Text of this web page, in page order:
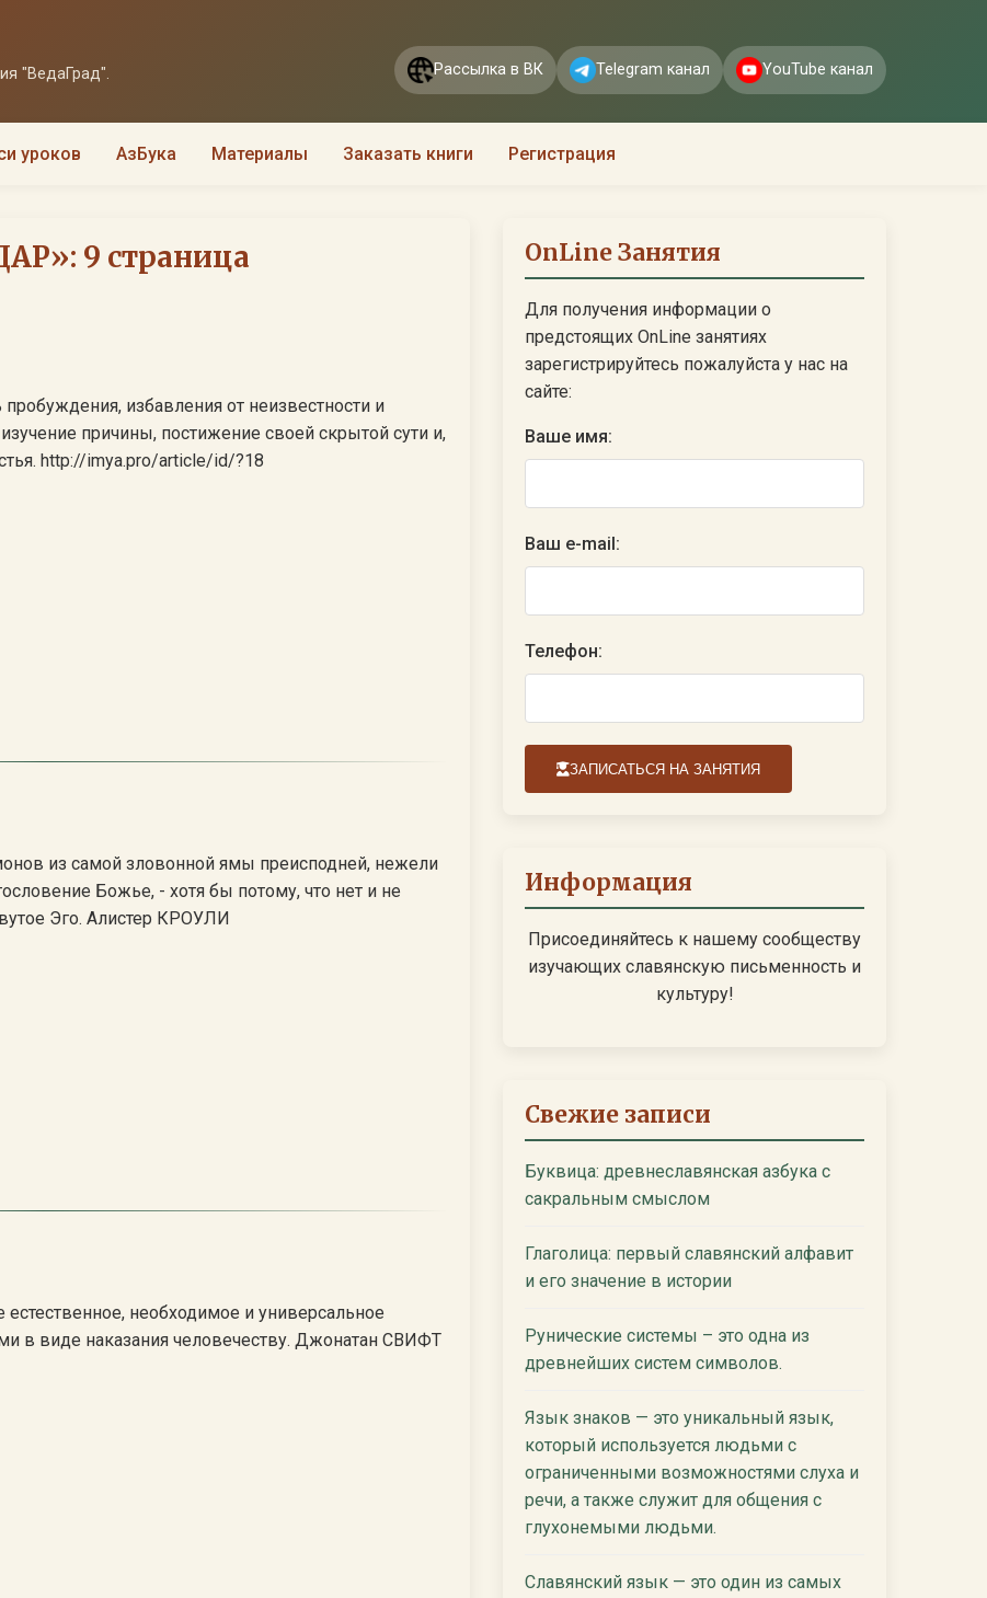
"ВедаГрад". Рассылка в ВК Telegram канал YouTube канал
уроков АзБука Материалы Заказать книги Регистрация
9 страница
избавления от неизвестности и
причины, постижение своей скрытой сути и,
http://imya.pro/article/id/?18
из самой зловонной ямы преисподней, нежели
Божье, - хотя бы потому, что нет и не
Эго. Алистер КРОУЛИ
необходимое и универсальное
в виде наказания человечеству. Джонатан СВИФТ
OnLine Занятия
Для получения информации о
предстоящих OnLine занятиях
зарегистрируйтесь пожалуйста у нас на
сайте:
Ваше имя:
Ваш e-mail:
Телефон:
ЗАПИСАТЬСЯ НА ЗАНЯТИЯ
Информация
Присоединяйтесь к нашему сообществу
изучающих славянскую письменность и
культуру!
Свежие записи
Буквица: древнеславянская азбука с
сакральным смыслом
Глаголица: первый славянский алфавит
и его значение в истории
Рунические системы – это одна из
древнейших систем символов.
Язык знаков — это уникальный язык,
который используется людьми с
ограниченными возможностями слуха и
речи, а также служит для общения с
глухонемыми людьми.
Славянский язык — это один из самых